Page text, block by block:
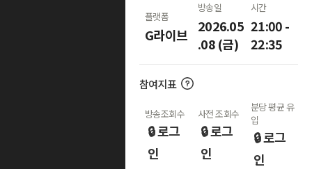
플랫폼
G라이브
방송일
2026.05
.08 (금)
시간
21:00 -
22:35
참여지표
방송조회수
🔒 로그
인
사전 조회수
🔒 로그
인
분당 평균 유
입
🔒 로그
인